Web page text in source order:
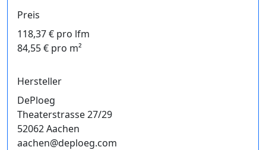
Preis
118,37 € pro lfm
84,55 € pro m²
Hersteller
DePloeg
Theaterstrasse 27/29
52062 Aachen
aachen@deploeg.com